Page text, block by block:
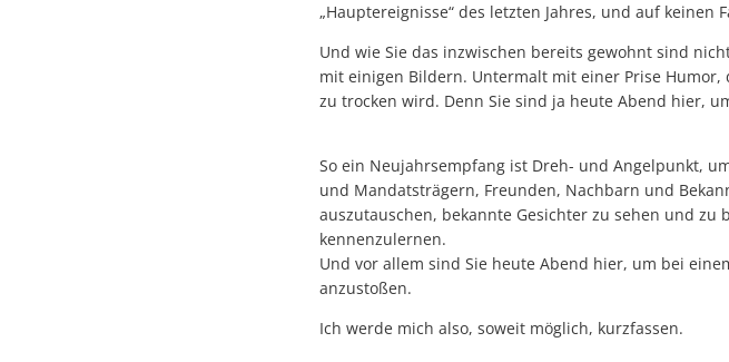
„Hauptereignisse“ des letzten Jahres, und auf
Und wie Sie das inzwischen bereits gewohnt sind
mit einigen Bildern. Untermalt mit einer Prise
zu trocken wird. Denn Sie sind ja heute Abend hier,
So ein Neujahrsempfang ist Dreh- und Angelpunkt,
und Mandatsträgern, Freunden, Nachbarn und
auszutauschen, bekannte Gesichter zu sehen und
kennenzulernen.
Und vor allem sind Sie heute Abend hier, um bei
anzustoßen.
Ich werde mich also, soweit möglich, kurzfassen.